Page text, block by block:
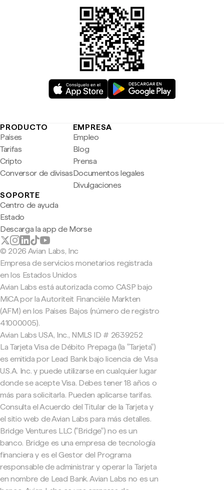
PRODUCTO
Países
Tarifas
Cripto
Conversor de divisas
EMPRESA
Empleo
Blog
Prensa
Documentos legales
Divulgaciones
SOPORTE
Centro de ayuda
Estado
Descarga la app de Morse
© 2026 Avian Labs, Inc
Empresa de servicios monetarios registrada
en los Estados Unidos
Avian Labs está autorizada como CASP bajo
MiCA por la Autoriteit Financiële Markten
(AFM) en los Países Bajos (número de registro
41000005).
Avian Labs USA, Inc., NMLS ID # 2639252
La Tarjeta Visa de Débito Prepaga (la "Tarjeta")
es emitida por Lead Bank bajo licencia de Visa
U.S.A. Inc. y puede utilizarse en cualquier lugar
donde se acepte Visa. Debes tener 18 años o
más para solicitarla. Pueden aplicarse tarifas.
Consulta el Acuerdo del Titular de la Tarjeta y
el sitio web de Avian Labs para más detalles.
Bridge Ventures LLC ("Bridge") no es un
banco. Bridge es una empresa de tecnología
financiera y es el Gestor del Programa
responsable de administrar y operar la Tarjeta
en nombre de Lead Bank. Avian Labs no es un